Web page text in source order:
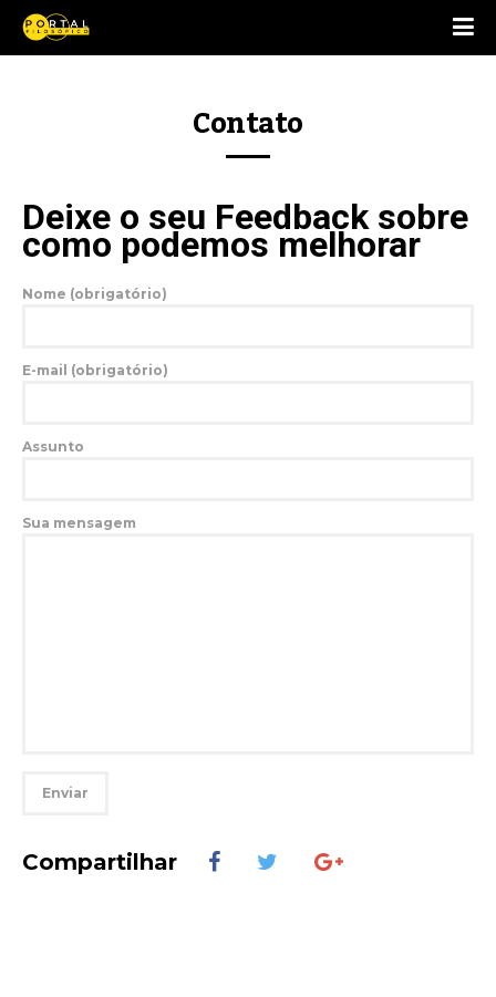
Contato
Deixe o seu Feedback sobre
como podemos melhorar
Nome (obrigatório)
E-mail (obrigatório)
Assunto
Sua mensagem
Compartilhar